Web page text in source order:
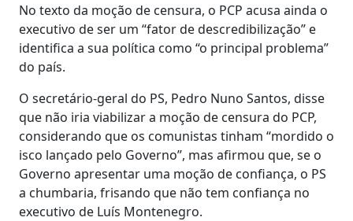
No texto da moção de censura, o PCP acusa ainda o
executivo de ser um “fator de descredibilização” e
identifica a sua política como “o principal problema”
do país.
O secretário-geral do PS, Pedro Nuno Santos, disse
que não iria viabilizar a moção de censura do PCP,
considerando que os comunistas tinham “mordido o
isco lançado pelo Governo”, mas afirmou que, se o
Governo apresentar uma moção de confiança, o PS
a chumbaria, frisando que não tem confiança no
executivo de Luís Montenegro.